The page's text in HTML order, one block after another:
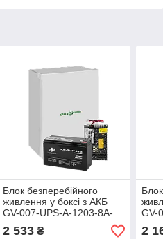
Блок безперебійного
живлення у боксі з АКБ
GV-007-UPS-A-1203-8A-
9Ah
2 533₴
GV-
7Ah
2